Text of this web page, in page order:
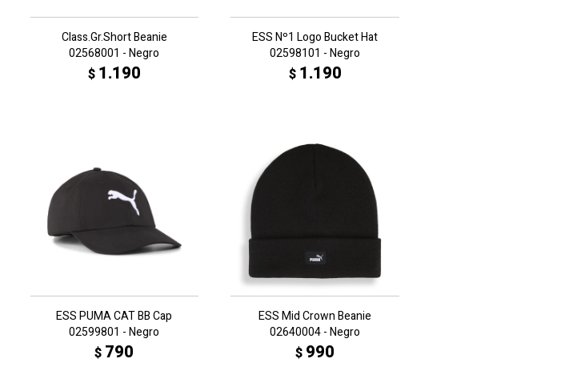
Class.Gr.Short Beanie
02568001 - Negro
$ 1.190
ESS Nº1 Logo Bucket Hat
02598101 - Negro
$ 1.190
ESS PUMA CAT BB Cap
02599801 - Negro
$ 790
ESS Mid Crown Beanie
02640004 - Negro
$ 990